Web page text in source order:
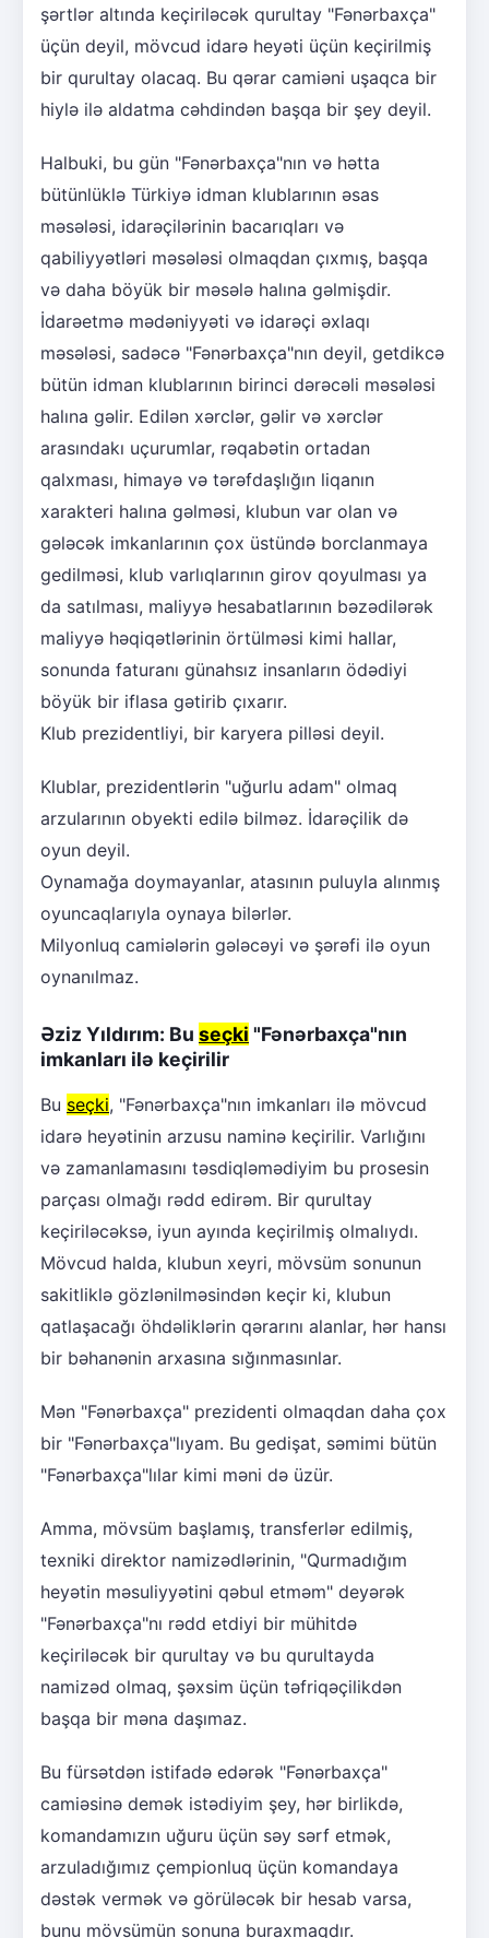
şərtlər altında keçiriləcək qurultay "Fənərbaxça"
üçün deyil, mövcud idarə heyəti üçün keçirilmiş
bir qurultay olacaq. Bu qərar camiəni uşaqca bir
hiylə ilə aldatma cəhdindən başqa bir şey deyil.
Halbuki, bu gün "Fənərbaxça"nın və hətta
bütünlüklə Türkiyə idman klublarının əsas
məsələsi, idarəçilərinin bacarıqları və
qabiliyyətləri məsələsi olmaqdan çıxmış, başqa
və daha böyük bir məsələ halına gəlmişdir.
İdarəetmə mədəniyyəti və idarəçi əxlaqı
məsələsi, sadəcə "Fənərbaxça"nın deyil, getdikcə
bütün idman klublarının birinci dərəcəli məsələsi
halına gəlir. Edilən xərclər, gəlir və xərclər
arasındakı uçurumlar, rəqabətin ortadan
qalxması, himayə və tərəfdaşlığın liqanın
xarakteri halına gəlməsi, klubun var olan və
gələcək imkanlarının çox üstündə borclanmaya
gedilməsi, klub varlıqlarının girov qoyulması ya
da satılması, maliyyə hesabatlarının bəzədilərək
maliyyə həqiqətlərinin örtülməsi kimi hallar,
sonunda faturanı günahsız insanların ödədiyi
böyük bir iflasa gətirib çıxarır.
Klub prezidentliyi, bir karyera pilləsi deyil.
Klublar, prezidentlərin "uğurlu adam" olmaq
arzularının obyekti edilə bilməz. İdarəçilik də
oyun deyil.
Oynamağa doymayanlar, atasının puluyla alınmış
oyuncaqlarıyla oynaya bilərlər.
Milyonluq camiələrin gələcəyi və şərəfi ilə oyun
oynanılmaz.
Əziz Yıldırım: Bu seçki "Fənərbaxça"nın
imkanları ilə keçirilir
Bu seçki, "Fənərbaxça"nın imkanları ilə mövcud
idarə heyətinin arzusu naminə keçirilir. Varlığını
və zamanlamasını təsdiqləmədiyim bu prosesin
parçası olmağı rədd edirəm. Bir qurultay
keçiriləcəksə, iyun ayında keçirilmiş olmalıydı.
Mövcud halda, klubun xeyri, mövsüm sonunun
sakitliklə gözlənilməsindən keçir ki, klubun
qatlaşacağı öhdəliklərin qərarını alanlar, hər hansı
bir bəhanənin arxasına sığınmasınlar.
Mən "Fənərbaxça" prezidenti olmaqdan daha çox
bir "Fənərbaxça"lıyam. Bu gedişat, səmimi bütün
"Fənərbaxça"lılar kimi məni də üzür.
Amma, mövsüm başlamış, transferlər edilmiş,
texniki direktor namizədlərinin, "Qurmadığım
heyətin məsuliyyətini qəbul etməm" deyərək
"Fənərbaxça"nı rədd etdiyi bir mühitdə
keçiriləcək bir qurultay və bu qurultayda
namizəd olmaq, şəxsim üçün təfriqəçilikdən
başqa bir məna daşımaz.
Bu fürsətdən istifadə edərək "Fənərbaxça"
camiəsinə demək istədiyim şey, hər birlikdə,
komandamızın uğuru üçün səy sərf etmək,
arzuladığımız çempionluq üçün komandaya
dəstək vermək və görüləcək bir hesab varsa,
bunu mövsümün sonuna buraxmaqdır.